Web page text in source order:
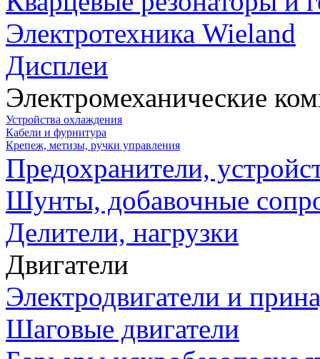
Электротехника Wieland
Дисплеи
Электромеханические
Устройства охлаждения
Кабели и фурнитура
Крепеж, метизы, ручки управления
Предохранители,
Шунты, добавочные
Делители, нагрузки
Двигатели
Электродвигатели и
Шаговые двигатели